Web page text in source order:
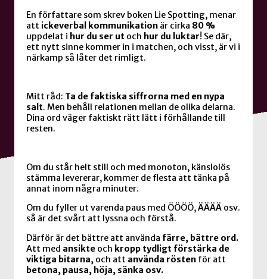
En författare som skrev boken Lie Spotting, menar
att ickeverbal kommunikation är cirka 80 %
uppdelat i hur du ser ut och hur du luktar! Se där,
ett nytt sinne kommer in i matchen, och visst, är vi i
närkamp så låter det rimligt.
Mitt råd: Ta de faktiska siffrorna med en nypa
salt. Men behåll relationen mellan de olika delarna.
Dina ord väger faktiskt rätt lätt i förhållande till
resten.
Om du står helt still och med monoton, känslolös
stämma levererar, kommer de flesta att tänka på
annat inom några minuter.
Om du fyller ut varenda paus med ÖÖÖÖ, ÄÄÄÄ osv.
så är det svårt att lyssna och förstå.
Därför är det bättre att använda färre, bättre ord.
Att med ansikte och kropp tydligt förstärka de
viktiga bitarna, och att använda rösten för att
betona, pausa, höja, sänka osv.